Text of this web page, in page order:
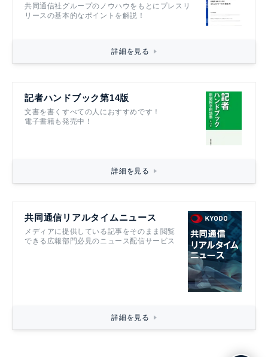
共同通信社グループのノウハウをもとにプレスリ
リースの基本的なポイントを解説！
詳細を見る
記者ハンドブック第14版
文書を書くすべての人におすすめです！
電子書籍も発売中！
詳細を見る
共同通信リアルタイムニュース
メディアに提供している記事をそのまま閲覧
できる広報部門必見のニュース配信サービス
詳細を見る